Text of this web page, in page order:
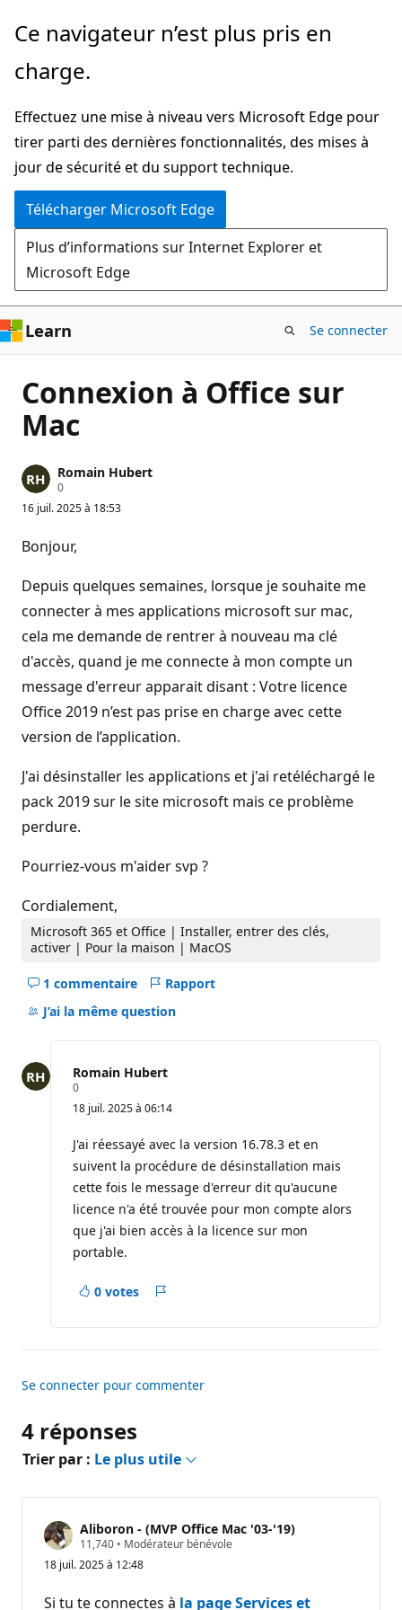
Passer
directement
au
principal
Ce navigateur n’est plus pris en
charge.
Effectuez une mise à niveau vers Microsoft Edge pour
tirer parti des dernières fonctionnalités, des mises à
jour de sécurité et du support technique.
Télécharger Microsoft Edge
Plus d’informations sur Internet Explorer et
Microsoft Edge
Learn Se connecter
Connexion à Office sur
Mac
Romain Hubert
0P
i
t
s
e
r
é
p
u
a
i
n
16 juil. 2025 à 18:53
Bonjour,
Depuis quelques semaines, lorsque je souhaite me
connecter à mes applications microsoft sur mac,
cela me demande de rentrer à nouveau ma clé
d'accès, quand je me connecte à mon compte un
message d'erreur apparait disant : Votre licence
Office 2019 n’est pas prise en charge avec cette
version de l’application.
J'ai désinstaller les applications et j'ai retéléchargé le
pack 2019 sur le site microsoft mais ce problème
perdure.
Pourriez-vous m'aider svp ?
Cordialement,
Microsoft 365 et Office | Installer, entrer des clés,
activer | Pour la maison | MacOS
1 commentaire
Masquer
les
ce
Rapport
J’ai la même question
Romain Hubert
0P
i
t
s
d
r
é
u
t
a
i
18 juil. 2025 à 06:14
J'ai réessayé avec la version 16.78.3 et en
suivent la procédure de désinstallation mais
cette fois le message d'erreur dit qu'aucune
licence n'a été trouvée pour mon compte alors
que j'ai bien accès à la licence sur mon
portable.
0 votes
Se connecter pour commenter
4 réponses
Trier par : Le plus utile
Aliboron - (MVP Office Mac '03-'19)
11,740 P
t
• Modérateur bénévole
18 juil. 2025 à 12:48
Si tu te connectes à la page Services et